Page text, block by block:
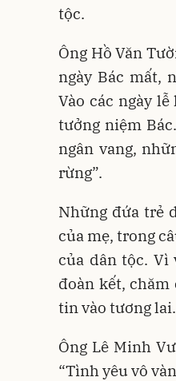
tộc.
Ông Hồ Văn
ngày Bác mất,
Vào các ngày
tưởng niệm
ngân vang,
rừng”.
Những đứa trẻ
của mẹ, trong
của dân tộc. Vì
đoàn kết,
tin vào tương lai.
Ông Lê Minh
“Tình yêu vô